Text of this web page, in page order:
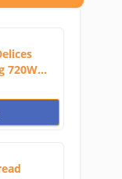
720W...